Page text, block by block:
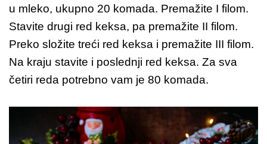
u mleko, ukupno 20 komada. Premažite I filom.
Stavite drugi red keksa, pa premažite II filom.
Preko složite treći red keksa i premažite III filom.
Na kraju stavite i poslednji red keksa. Za sva
četiri reda potrebno vam je 80 komada.